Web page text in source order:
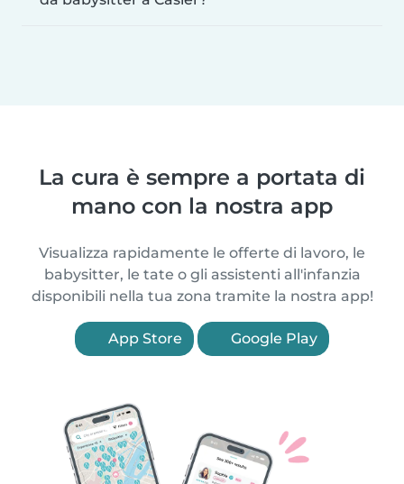
La cura è sempre a portata di
mano con la nostra app
Visualizza rapidamente le offerte di lavoro, le
babysitter, le tate o gli assistenti all'infanzia
disponibili nella tua zona tramite la nostra app!
App Store Google Play